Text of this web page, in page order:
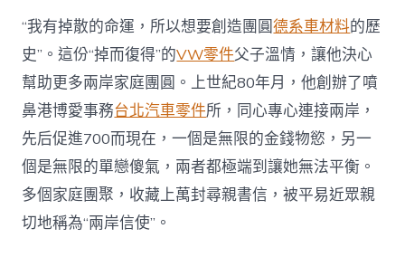
系
車
載
守
看，
只
為
團
圓
｜
兩
“我有掉散的命運，所以想要創造團圓德系車材料的歷
史”。這份“掉而復得”的VW零件父子溫情，讓他決心
幫助更多兩岸家庭團圓。上世紀80年月，他創辦了噴
鼻港博愛事務台北汽車零件所，同心專心連接兩岸，
先后促進700而現在，一個是無限的金錢物慾，另一
個是無限的單戀傻氣，兩者都極端到讓她無法平衡。
多個家庭團聚，收藏上萬封尋親書信，被平易近眾親
切地稱為“兩岸信使”。